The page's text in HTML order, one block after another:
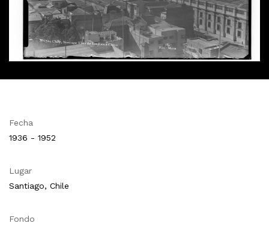
Fecha
1936 - 1952
Lugar
Santiago, Chile
Fondo